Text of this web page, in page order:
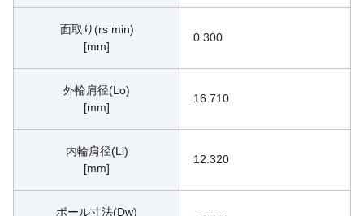
面取り(rs min)
[mm]
0.300
外輪肩径(Lo)
[mm]
16.710
内輪肩径(Li)
[mm]
12.320
ボール寸法(Dw)